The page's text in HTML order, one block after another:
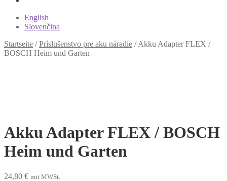
English
Slovenčina
Startseite /Príslušenstvo pre aku náradie /Akku Adapter FLEX /
BOSCH Heim und Garten
Akku Adapter FLEX / BOSCH
Heim und Garten
24,80 € mit MWSt.